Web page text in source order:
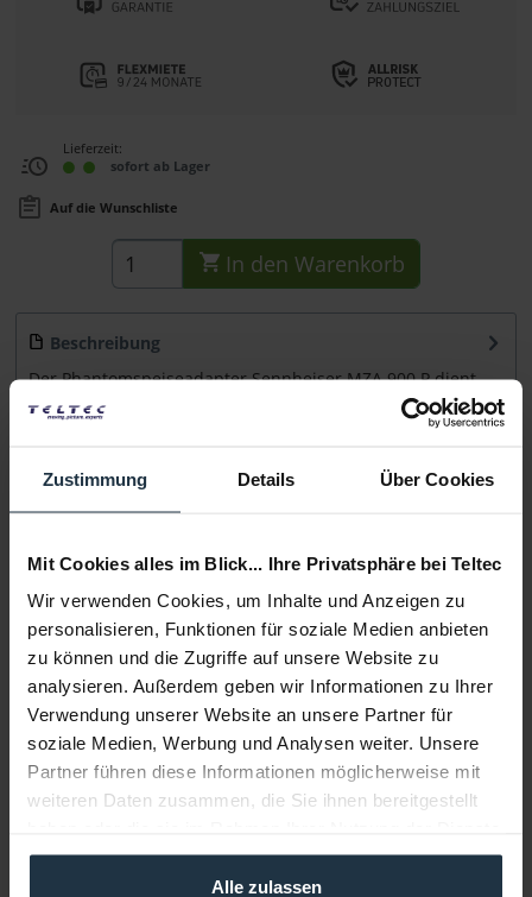
Zustimmung Details Über Cookies
Mit Cookies alles im Blick... Ihre Privatsphäre bei Teltec
Wir verwenden Cookies, um Inhalte und Anzeigen zu
personalisieren, Funktionen für soziale Medien anbieten
zu können und die Zugriffe auf unsere Website zu
analysieren. Außerdem geben wir Informationen zu Ihrer
Verwendung unserer Website an unsere Partner für
soziale Medien, Werbung und Analysen weiter. Unsere
Partner führen diese Informationen möglicherweise mit
weiteren Daten zusammen, die Sie ihnen bereitgestellt
gesammelt haben.
Alle zulassen
Lieferzeit:
sofort ab Lager
Auf die Wunschliste
In den Warenkorb
Beschreibung
Der Phantomspeiseadapter Sennheiser MZA 900 P dient
dem Betrieb von dauerpolarisierten...
Infos zu Hersteller & Produktsicherheit
Folgende Infos zum Hersteller sind verfübar......
Weitere Artikel von Sennheiser ansehen